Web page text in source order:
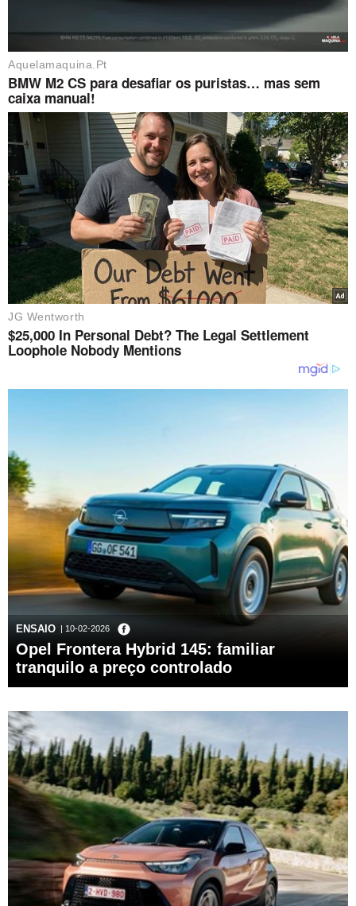
ENSAIO | 10-02-2026
Opel Frontera Hybrid 145: familiar
tranquilo a preço controlado